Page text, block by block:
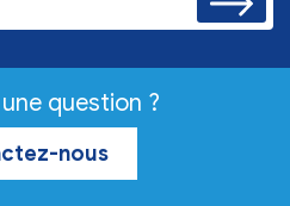
question ?
nous